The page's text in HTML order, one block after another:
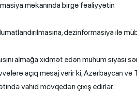
məkanında birgə fəaliyyətin
dezinformasiya ilə
almağa xidmət edən mühüm siyasi
açıq mesaj verir ki, Azərbaycan və
vahid mövqedən çıxış edirlər.